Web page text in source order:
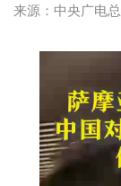
来源：中央广电